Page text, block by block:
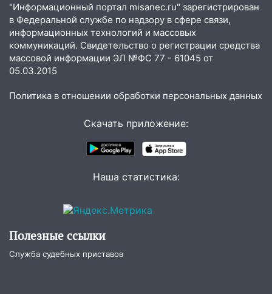
14:01 Инсценировали ДТП и получили
более 4,6 миллиона рублей: перед
судом предстанет банда
автоподставщиков
13:36 В Инзе произошел крупный пожар
13:00
В суде защитили репутацию
обвиняли в жестоком обращении с
Миллион на «льготниках»: в
Ульяновской области перевозчик
провернул хитрую схему с чужими
Ульяновский алиментщик накопил
120 тысяч долга
11:49 Снят режим «Ракетная
"Информационный портал misanec.ru" зарегистрирован
в Федеральной службе по надзору в сфере связи,
информационных технологий и массовых
коммуникаций. Свидетельство о регистрации средства
массовой информации ЭЛ №ФС 77 - 61045 от
05.03.2015
Политика в отношении обработки персональных данных
Скачать приложение:
Наша статистика:
Полезные ссылки
Служба судебных приставов